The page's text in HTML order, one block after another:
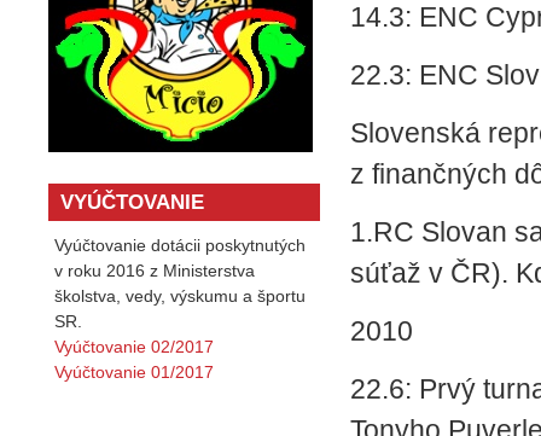
VYÚČTOVANIE
Vyúčtovanie dotácii poskytnutých
v roku 2016 z Ministerstva
školstva, vedy, výskumu a športu
SR.
Vyúčtovanie 02/2017
Vyúčtovanie 01/2017
14.3: ENC
22.3: ENC
Slovenská
z finančných
1.RC Slovan
súťaž v ČR).
2010
22.6: Prvý